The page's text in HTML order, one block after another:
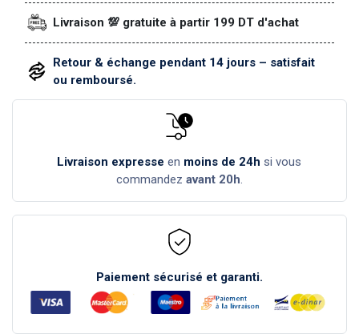
Livraison 💯 gratuite à partir 199 DT d'achat
Retour & échange pendant 14 jours – satisfait
ou remboursé.
Livraison expresse en moins de 24h si vous
commandez avant 20h.
Paiement sécurisé et garanti.